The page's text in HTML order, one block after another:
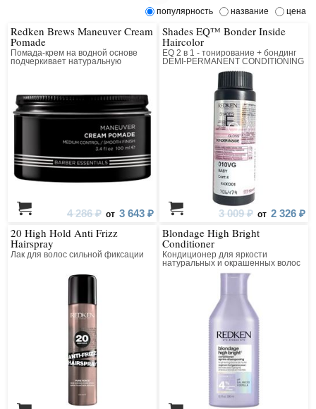
Redken - это профессиональные маски, бальзамы, средства для укладки
ваших восхитительных волос.
Для мужчин есть специальная линия косметики.
Компания Redken разработала и запатентовала более 60 продуктов и
различных ингредиентов, которые используются по всему миру. Мастера
студий и салонов красоты выбирают эту марку, потому что уверены в её
надёжности и совершенстве.
популярность название цена
Redken Brews Maneuver Cream
Pomade
Помада-крем на водной основе
подчеркивает натуральную
4 286 ₽ от 3 643 ₽
Shades EQ™ Bonder Inside
Haircolor
EQ 2 в 1 - тонирование + бондинг
DEMI-PERMANENT CONDITIONING
COLOR. Жидкий тонирующий
краситель с кислым уровнем pH
3 009 ₽ от 2 326 ₽
20 High Hold Anti Frizz
Hairspray
Лак для волос сильной фиксации
Blondage High Bright
Conditioner
Кондиционер для яркости
натуральных и окрашенных волос